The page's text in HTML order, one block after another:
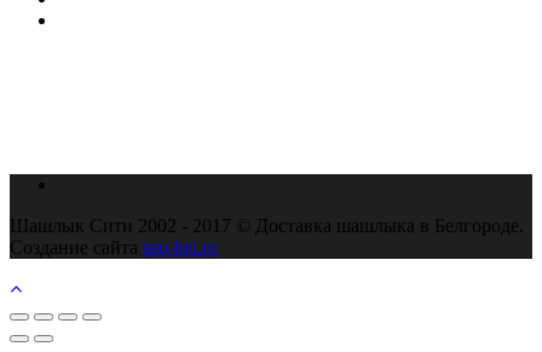
Шашлык Сити 2002 - 2017 © Доставка шашлыка в Белгороде.
Создание сайта seo-bel.ru